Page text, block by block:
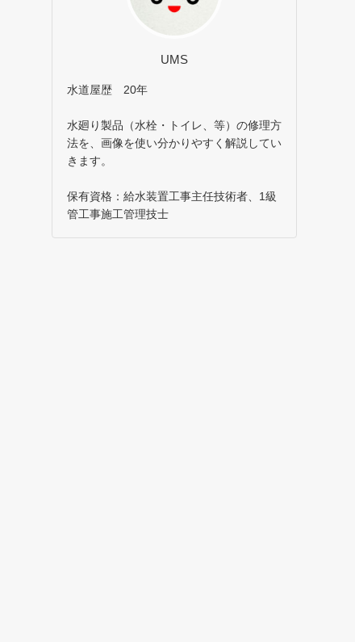
UMS
水道屋歴 20年
水廻り製品（水栓・トイレ、等）の修理方
法を、画像を使い分かりやすく解説してい
きます。
保有資格：給水装置工事主任技術者、1級
管工事施工管理技士